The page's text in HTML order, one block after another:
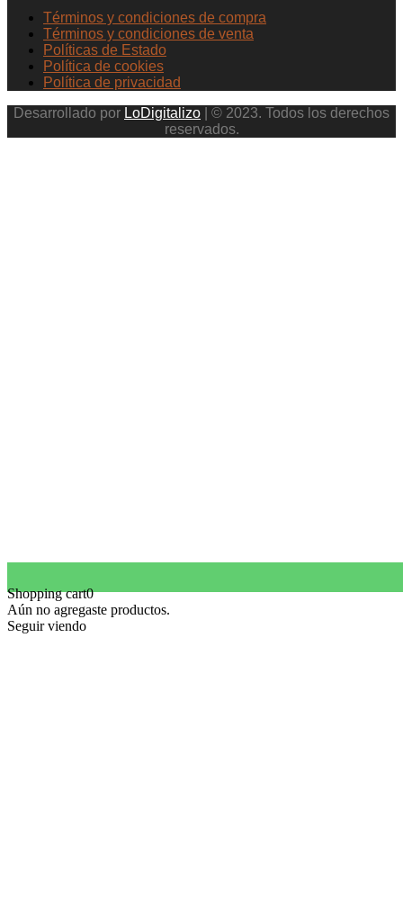
Términos y condiciones de compra
Términos y condiciones de venta
Políticas de Estado
Política de cookies
Política de privacidad
Desarrollado por LoDigitalizo | © 2023. Todos los derechos
reservados.
Shopping cart0
Aún no agregaste productos.
Seguir viendo